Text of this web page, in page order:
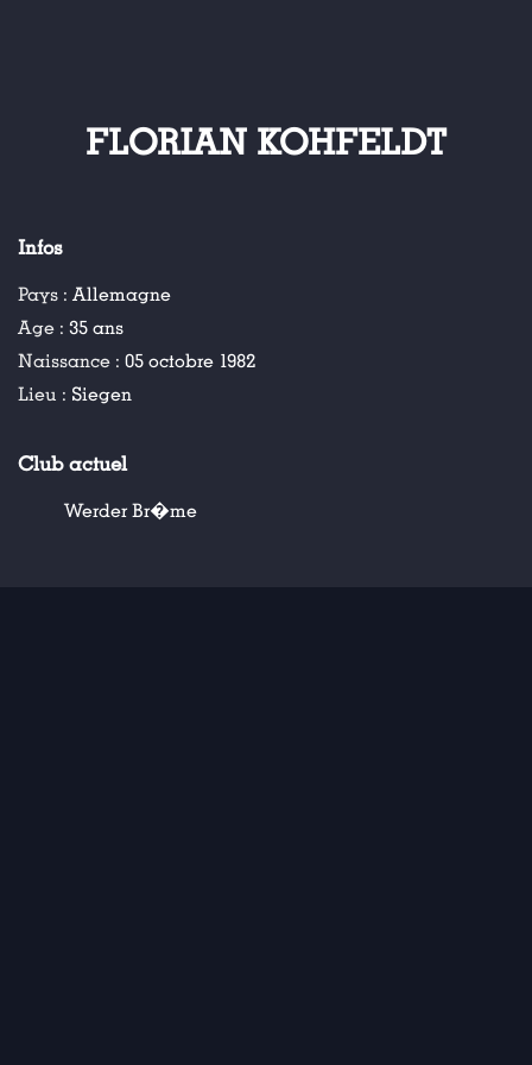
FLORIAN KOHFELDT
Infos
Pays : Allemagne
Age : 35 ans
Naissance : 05 octobre 1982
Lieu : Siegen
Club actuel
Werder Br�me